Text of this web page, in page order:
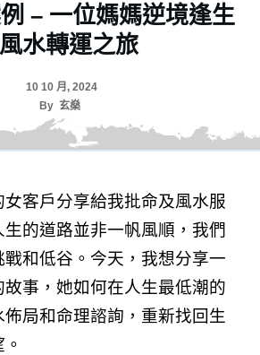
– 一位媽媽逆境逢生
水轉運之旅
10 10 月, 2024
By 玄燊
客戶分享給我批命及風水服
的道路並非一帆風順，我們
和低谷。今天，我想分享一
事，她如何在人生最低潮的
局和命理諮詢，重新找回生